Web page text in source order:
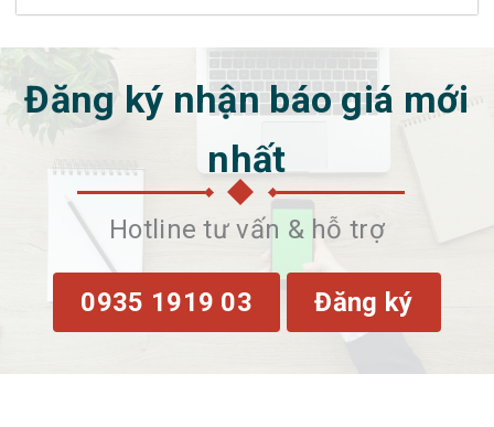
Đăng ký nhận báo giá mới
nhất
Hotline tư vấn & hỗ trợ
0935 1919 03 Đăng ký